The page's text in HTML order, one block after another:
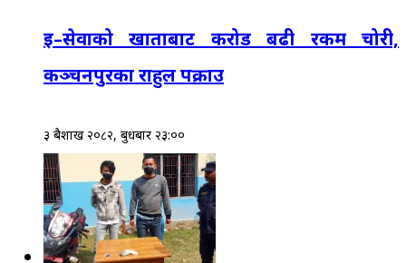
इ–सेवाको खाताबाट करोड बढी रकम चोरी,
कञ्चनपुरका राहुल पक्राउ
३ बैशाख २०८२, बुधबार २३:००